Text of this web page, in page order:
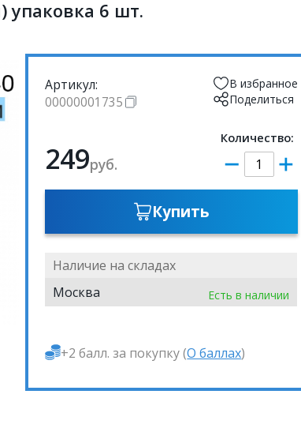
упаковка 6 шт.
Артикул:
00000001735
В избранное
Поделиться
249руб.
Количество:
Купить
Наличие на складах
Москва
Есть в наличии
+2 балл. за покупку (О баллах)